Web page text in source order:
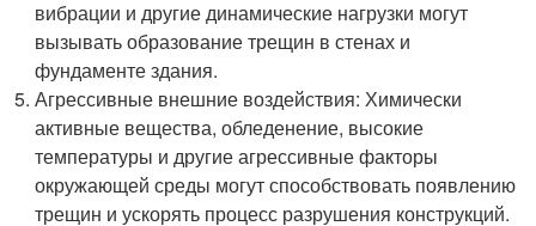
вибрации и другие динамические нагрузки могут
вызывать образование трещин в стенах и
фундаменте здания.
Агрессивные внешние воздействия: Химически
активные вещества, обледенение, высокие
температуры и другие агрессивные факторы
окружающей среды могут способствовать появлению
трещин и ускорять процесс разрушения конструкций.